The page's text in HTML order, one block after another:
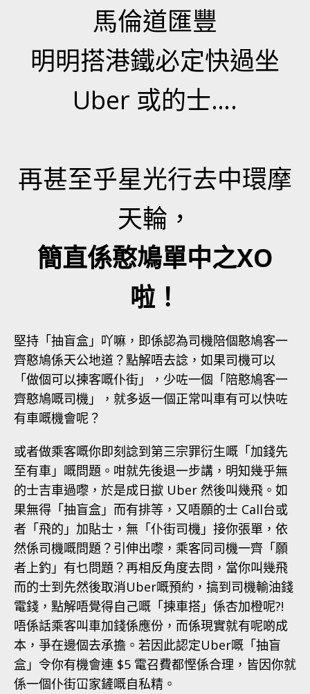
馬倫道匯豐
明明搭港鐵必定快過坐
Uber 或的士….
再甚至乎星光行去中環摩
天輪，
簡直係憨鳩單中之XO
啦！
堅持「抽盲盒」吖嘛，即係認為司機陪個憨鳩客一
齊憨鳩係天公地道？點解唔去諗，如果司機可以
「做個可以揀客嘅仆街」，少咗一個「陪憨鳩客一
齊憨鳩嘅司機」，就多返一個正常叫車有可以快咗
有車嘅機會呢？
或者做乘客嘅你即刻諗到第三宗罪衍生嘅「加錢先
至有車」嘅問題。咁就先後退一步講，明知幾乎無
的士吉車過嚟，於是成日撳 Uber 然後叫幾飛。如
果無得「抽盲盒」而有排等，又唔願的士 Call台或
者「飛的」加貼士，無「仆街司機」接你張單，依
然係司機嘅問題？引伸出嚟，乘客同司機一齊「願
者上釣」有乜問題？再相反角度去問，當你叫幾飛
而的士到先然後取消Uber嘅預約，搞到司機輸油錢
電錢，點解唔覺得自己嘅「揀車搭」係杏加橙呢?!
唔係話乘客叫車加錢係應份，而係現實就有呢啲成
本，爭在邊個去承擔。若因此認定Uber嘅「抽盲
盒」令你有機會連 $5 電召費都慳係合理，皆因你就
係一個仆街冚家鏟嘅自私精。